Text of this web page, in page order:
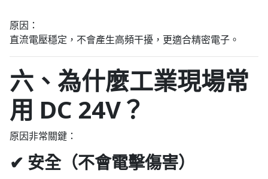
原因：
直流電壓穩定，不會產生高頻干擾，更適合精密電子。
六、為什麼工業現場常
用 DC 24V？
原因非常關鍵：
✔ 安全（不會電擊傷害）